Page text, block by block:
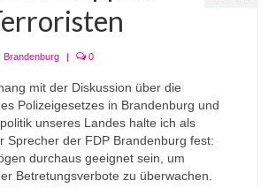
Brandenburg | 0
mit der Diskussion über die
Polizeigesetzes in Brandenburg und
unseres Landes halte ich als
Sprecher der FDP Brandenburg fest:
durchaus geeignet sein, um
Betretungsverbote zu überwachen.